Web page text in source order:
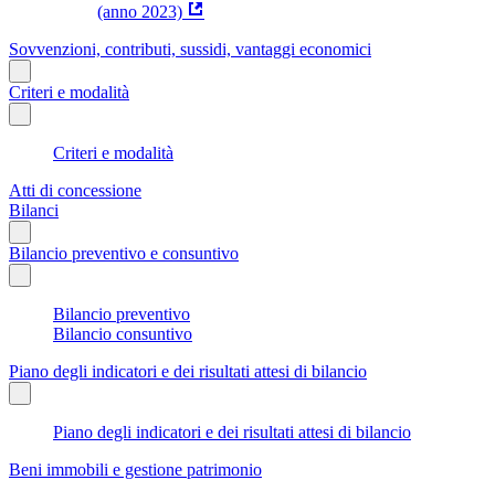
(anno 2023)
Sovvenzioni, contributi, sussidi, vantaggi economici
Criteri e modalità
Criteri e modalità
Atti di concessione
Bilanci
Bilancio preventivo e consuntivo
Bilancio preventivo
Bilancio consuntivo
Piano degli indicatori e dei risultati attesi di bilancio
Piano degli indicatori e dei risultati attesi di bilancio
Beni immobili e gestione patrimonio